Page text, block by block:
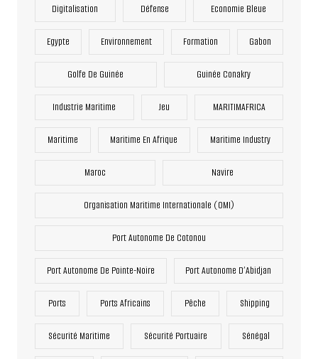
Digitalisation Défense Economie Bleue
Egypte Environnement Formation Gabon
Golfe De Guinée Guinée Conakry
Industrie Maritime Jeu MARITIMAFRICA
Maritime Maritime En Afrique Maritime Industry
Maroc Navire
Organisation Maritime Internationale (OMI)
Port Autonome De Cotonou
Port Autonome De Pointe-Noire Port Autonome D’Abidjan
Ports Ports Africains Pêche Shipping
Sécurité Maritime Sécurité Portuaire Sénégal